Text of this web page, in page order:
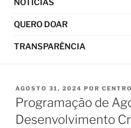
NOTÍCIAS
QUERO DOAR
TRANSPARÊNCIA
PUBLICADO
EM
AGOSTO 31, 2024 POR
Programação de
Desenvolvimento